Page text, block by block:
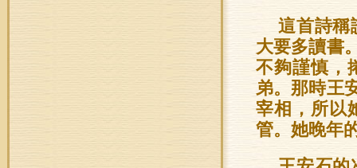
這首詩稱
大要多讀書
不夠謹慎，
弟。那時王
宰相，所以
管。她晚年